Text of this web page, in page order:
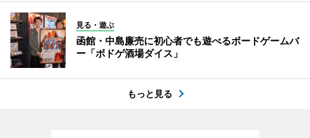
見る・遊ぶ
函館・中島廉売に初心者でも遊べるボードゲームバ
ー「ボドゲ酒場ダイス」
もっと見る